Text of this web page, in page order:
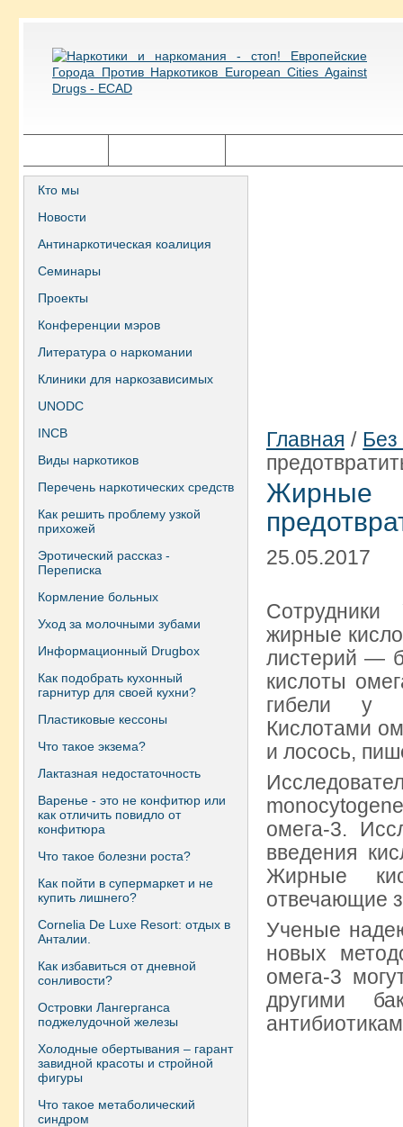
Кто мы
Новости
Антинаркотическая коалиция
Семинары
Проекты
Конференции мэров
Литература о наркомании
Клиники для наркозависимых
UNODC
INCB
Виды наркотиков
Перечень наркотических средств
Как решить проблему узкой
прихожей
Эротический рассказ -
Переписка
Кормление больных
Уход за молочными зубами
Информационный Drugbox
Как подобрать кухонный
гарнитур для своей кухни?
Пластиковые кессоны
Что такое экзема?
Лактазная недостаточность
Варенье - это не конфитюр или
как отличить повидло от
конфитюра
Что такое болезни роста?
Как пойти в супермаркет и не
купить лишнего?
Сornelia De Luxe Resort: отдых в
Анталии.
Как избавиться от дневной
сонливости?
Островки Лангерганса
поджелудочной железы
Холодные обертывания – гарант
завидной красоты и стройной
фигуры
Что такое метаболический
синдром
Главная / Без
Жирные
25.05.2017
жирные
листерий —
кислоты
гибели у
Кислотами
и лосось,
омега-3.
введения
Жирные
отвечающие
Ученые
новых
омега-3
другими